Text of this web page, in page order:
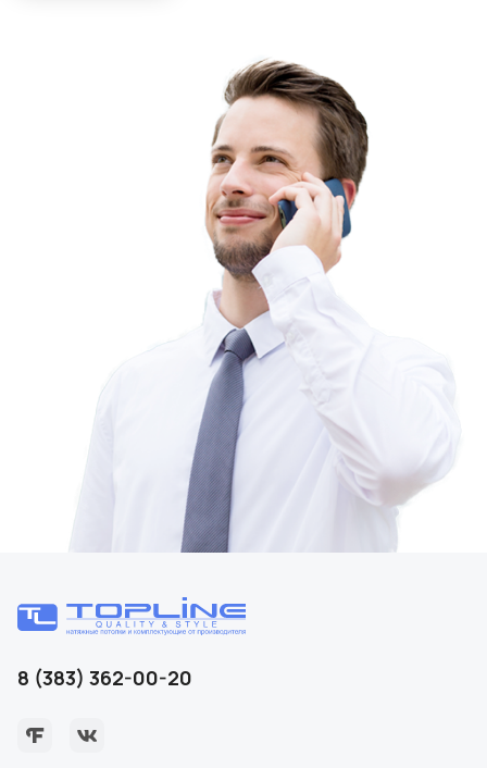
8 (383) 362-00-20